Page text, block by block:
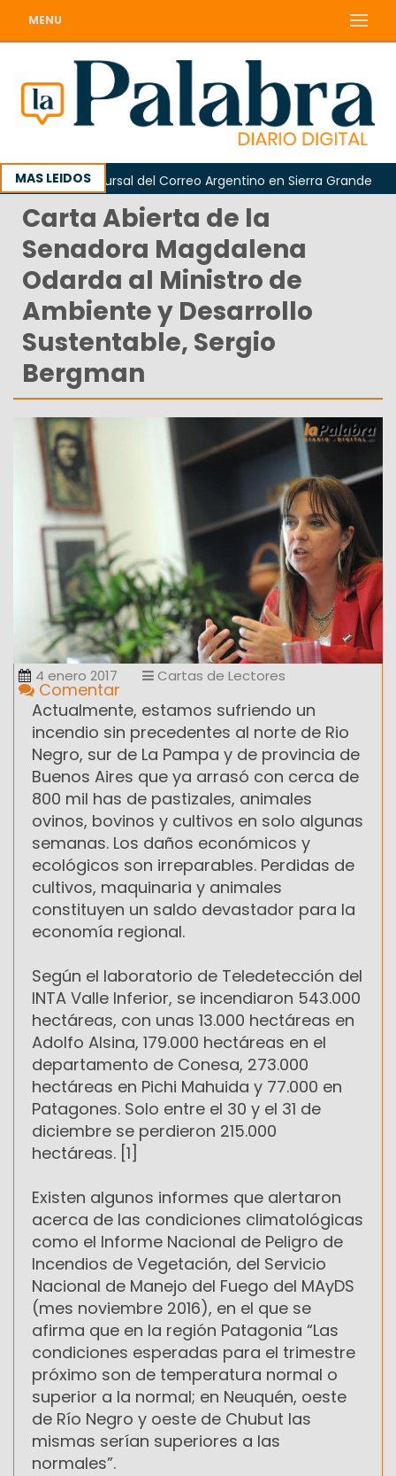
MENU
MAS LEIDOS
la sucursal del Correo Argentino en Sierra Grande
Carta Abierta de la
Senadora Magdalena
Odarda al Ministro de
Ambiente y Desarrollo
Sustentable, Sergio
Bergman
4 enero 2017 Cartas de Lectores
Comentar
Actualmente, estamos sufriendo un
incendio sin precedentes al norte de Rio
Negro, sur de La Pampa y de provincia de
Buenos Aires que ya arrasó con cerca de
800 mil has de pastizales, animales
ovinos, bovinos y cultivos en solo algunas
semanas. Los daños económicos y
ecológicos son irreparables. Perdidas de
cultivos, maquinaria y animales
constituyen un saldo devastador para la
economía regional.
Según el laboratorio de Teledetección del
INTA Valle Inferior, se incendiaron 543.000
hectáreas, con unas 13.000 hectáreas en
Adolfo Alsina, 179.000 hectáreas en el
departamento de Conesa, 273.000
hectáreas en Pichi Mahuida y 77.000 en
Patagones. Solo entre el 30 y el 31 de
diciembre se perdieron 215.000
hectáreas. [1]
Existen algunos informes que alertaron
acerca de las condiciones climatológicas
como el Informe Nacional de Peligro de
Incendios de Vegetación, del Servicio
Nacional de Manejo del Fuego del MAyDS
(mes noviembre 2016), en el que se
afirma que en la región Patagonia “Las
condiciones esperadas para el trimestre
próximo son de temperatura normal o
superior a la normal; en Neuquén, oeste
de Río Negro y oeste de Chubut las
mismas serían superiores a las
normales”.